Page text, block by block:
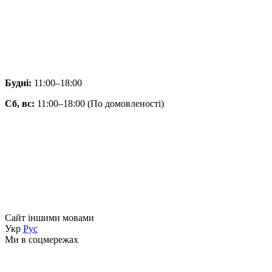
Будні: 11:00–18:00
Сб, вс: 11:00–18:00 (По домовленості)
Сайт іншими мовами
Укр Рус
Ми в соцмережах